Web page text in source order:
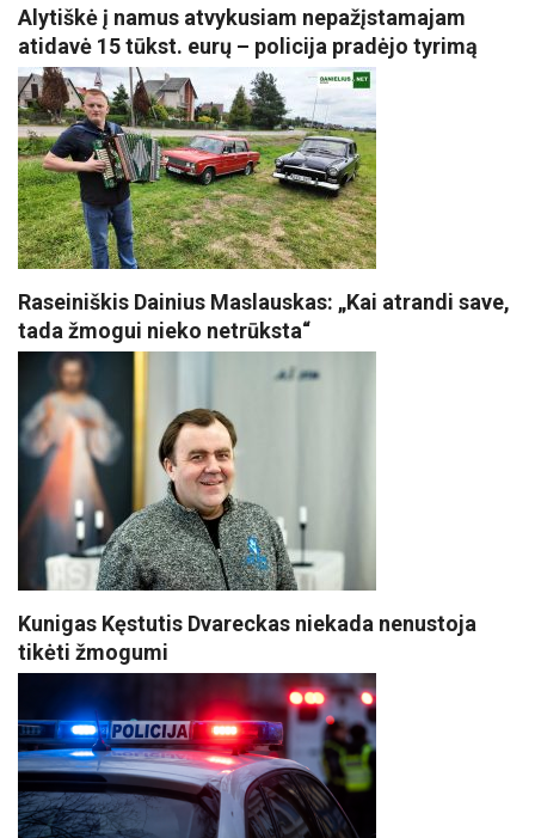
Alytiškė į namus atvykusiam nepažįstamajam
atidavė 15 tūkst. eurų – policija pradėjo tyrimą
Raseiniškis Dainius Maslauskas: „Kai atrandi save,
tada žmogui nieko netrūksta“
Kunigas Kęstutis Dvareckas niekada nenustoja
tikėti žmogumi